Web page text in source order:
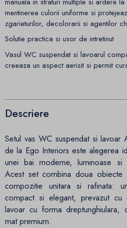
mentinerea culorii uniforme si
zgarieturilor, decolorarii si agentilor
Solutie practica si usor de intretinut
Vasul WC suspendat si lavoarul
creeaza un aspect aerisit si permit
Descriere
Setul vas WC suspendat si
de la Ego Interiors este alegerea
unei bai moderne, luminoase si
Acest set combina doua obiecte
compozitie unitara si rafinata:
compact si elegant, prevazut cu
lavoar cu forma dreptunghiulara,
mat premium.